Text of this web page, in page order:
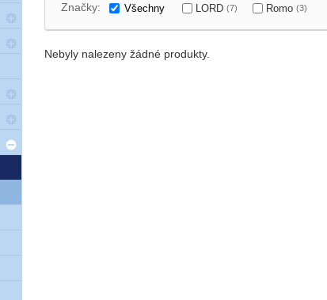
Značky: Všechny LORD (7) Romo (3)
Nebyly nalezeny žádné produkty.